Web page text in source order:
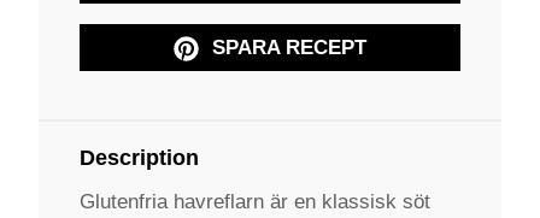
SPARA RECEPT
Description
Glutenfria havreflarn är en klassisk söt